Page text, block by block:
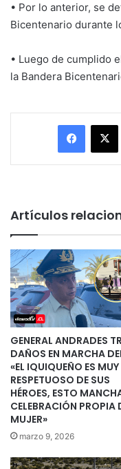
• Por lo anterior, se
Bicentenario durante
• Luego de cumplido
la Bandera
X
Artículos
GENERAL ANDRADES
DAÑOS EN MARCHA
«EL IQUIQUEÑO ES MUY
RESPETUOSO DE SUS
HÉROES, ESTO
CELEBRACIÓN PROPIA
MUJER»
marzo 9, 2026